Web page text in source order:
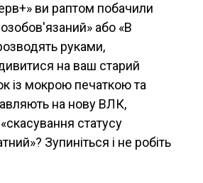
ви раптом побачили
або «В
руками,
на ваш старий
із мокрою печаткою та
на нову ВЛК,
статусу
Зупиніться і не робіть